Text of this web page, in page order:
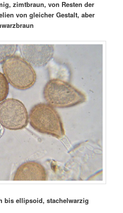
zimtbraun, von Resten der
von gleicher Gestalt, aber
bis ellipsoid, stachelwarzig